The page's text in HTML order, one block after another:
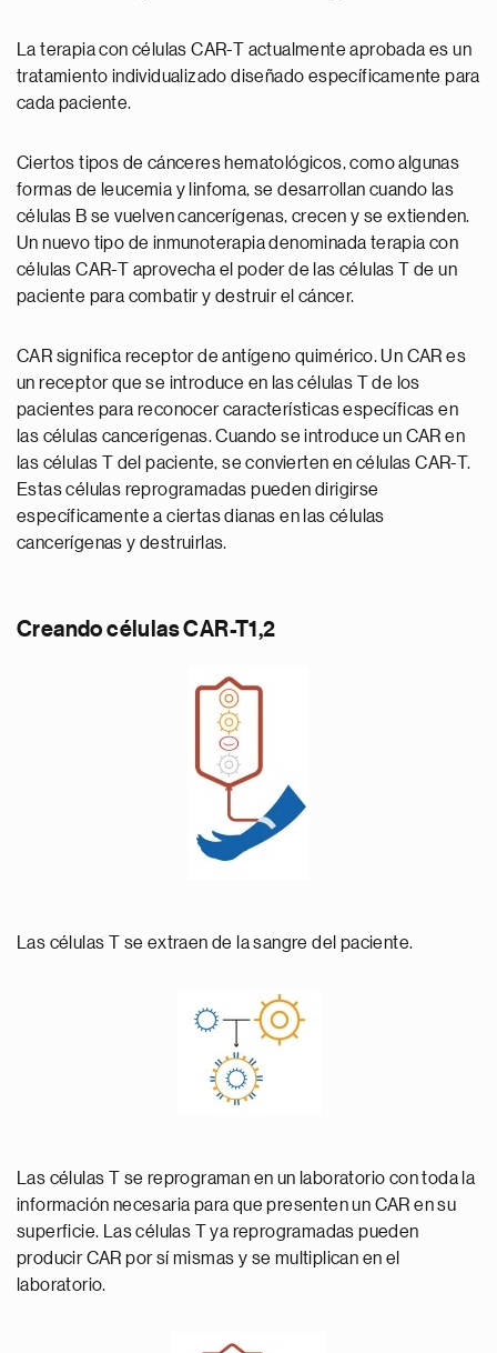
La terapia con células CAR-T actualmente aprobada es un
tratamiento individualizado diseñado específicamente para
cada paciente.
Ciertos tipos de cánceres hematológicos, como algunas
formas de leucemia y linfoma, se desarrollan cuando las
células B se vuelven cancerígenas, crecen y se extienden.
Un nuevo tipo de inmunoterapia denominada terapia con
células CAR-T aprovecha el poder de las células T de un
paciente para combatir y destruir el cáncer.
CAR significa receptor de antígeno quimérico. Un CAR es
un receptor que se introduce en las células T de los
pacientes para reconocer características específicas en
las células cancerígenas. Cuando se introduce un CAR en
las células T del paciente, se convierten en células CAR-T.
Estas células reprogramadas pueden dirigirse
específicamente a ciertas dianas en las células
cancerígenas y destruirlas.
Creando células CAR-T1,2
Las células T se extraen de la sangre del paciente.
Las células T se reprograman en un laboratorio con toda la
información necesaria para que presenten un CAR en su
superficie. Las células T ya reprogramadas pueden
producir CAR por sí mismas y se multiplican en el
laboratorio.